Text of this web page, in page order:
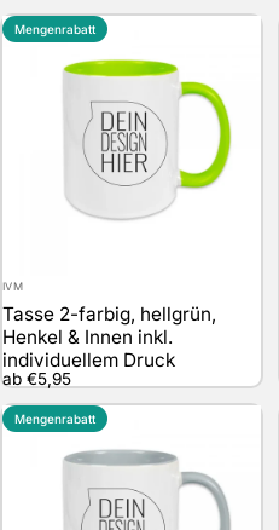
Mengenrabatt
Anbieter:
IVM
Tasse 2-farbig, hellgrün,
Henkel & Innen inkl.
individuellem Druck
ab €5,95
Mengenrabatt